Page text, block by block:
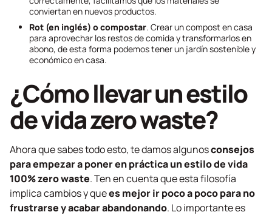
conviertan en nuevos productos.
Rot (en inglés) o compostar. Crear un compost en casa
para aprovechar los restos de comida y transformarlos en
abono, de esta forma podemos tener un jardín sostenible y
económico en casa.
¿Cómo llevar un estilo
de vidazero waste?
Ahora que sabes todo esto, te damos algunosconsejos
para empezar a poner en práctica un estilo de vida
100%zero waste. Ten en cuenta que esta filosofía
implica cambios y quees mejor ir poco a poco para no
frustrarse y acabar abandonando. Lo importante es